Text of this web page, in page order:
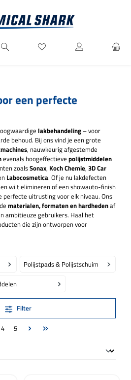
Je hebt 0 items op je
een perfecte
lakbehandeling– voor
behoud. Bij ons vind je een grote
, nauwkeurig afgestemde
evenals hoogeffectieve polijstmiddelen
zoalsSonax, Koch Chemie, 3D Car
Labocosmetica. Of je nu lakdefecten
wilt elimineren of een showauto-finish
uitrusting voor elk niveau. Ons
materialen, formaten en hardhedenaf
ambitieuze gebruikers. Haal het
die zijn ontworpen voor
Polijstpads & Polijstschuim
Filter
Pagina
4 Pagina
5